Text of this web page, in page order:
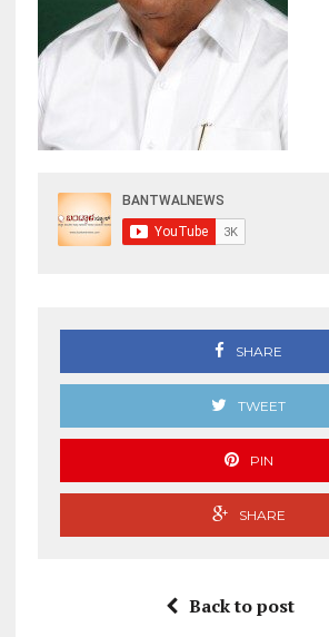
SHARE
TWEET
PIN
SHARE
Back to post